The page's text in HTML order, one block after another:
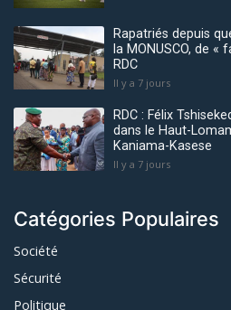
Rapatriés depuis
la MONUSCO, de «
RDC
Il y a 7 jours
RDC : Félix
dans le Haut-
Kaniama-Kasese
Il y a 7 jours
Catégories Populaires
Société
Sécurité
Politique